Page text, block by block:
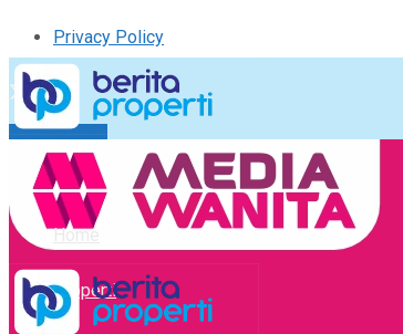
Privacy Policy
Kirim Tulisan
Tulisan Saya
Logout
Home
Properti